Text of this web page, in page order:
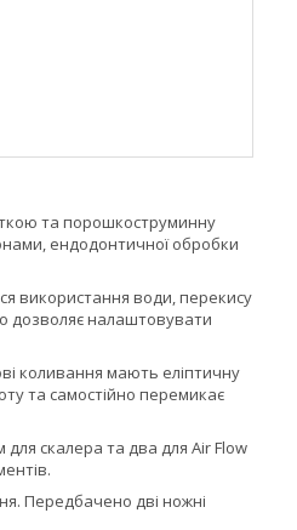
та порошкоструминну
ендодонтичної обробки
використання води, перекису
дозволяє налаштовувати
коливання мають еліптичну
та самостійно перемикає
для скалера та два для Air Flow
Передбачено дві ножні